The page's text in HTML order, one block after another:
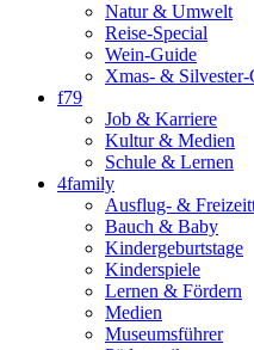
Natur & Umwelt
Reise-Special
Wein-Guide
Xmas- & Silvester-
f79
Job & Karriere
Kultur & Medien
Schule & Lernen
4family
Ausflug- &
Bauch & Baby
Kindergeburtstage
Kinderspiele
Lernen & Fördern
Medien
Museumsführer